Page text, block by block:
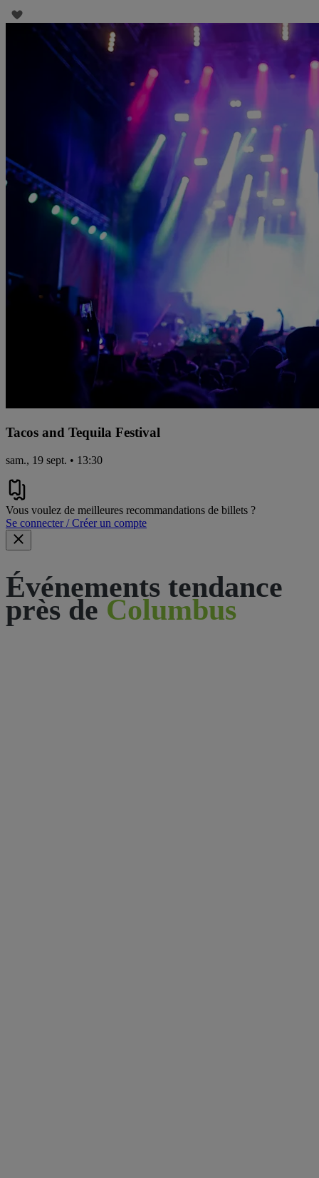
Tacos and Tequila Festival
sam., 19 sept. • 13:30
Vous voulez de meilleures recommandations de billets ?
Se connecter / Créer un compte
Événements tendance
près de Columbus